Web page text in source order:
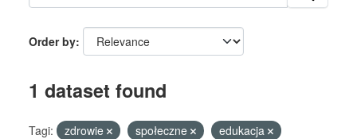
Order by
1 dataset found
Tagi: zdrowie społeczne
edukacja